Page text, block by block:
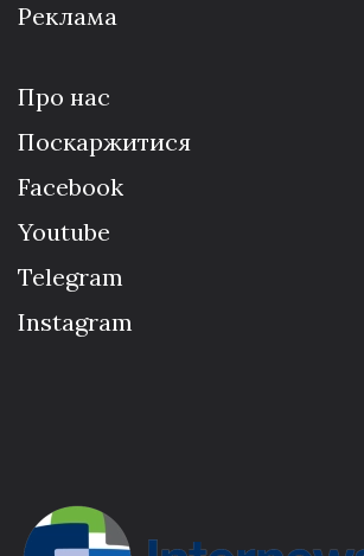
Реклама
Про нас
Поскаржитися
Facebook
Youtube
Telegram
Instagram